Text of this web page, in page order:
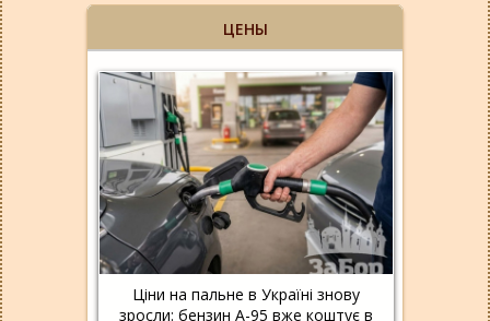
ЦЕНЫ
Ціни на пальне в Україні знову
зросли: бензин А-95 вже коштує в